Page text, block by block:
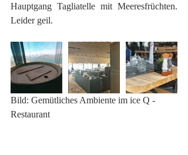
Hauptgang Tagliatelle mit Meeresfrüchten.
Leider geil.
Bild: Gemütliches Ambiente im ice Q -
Restaurant